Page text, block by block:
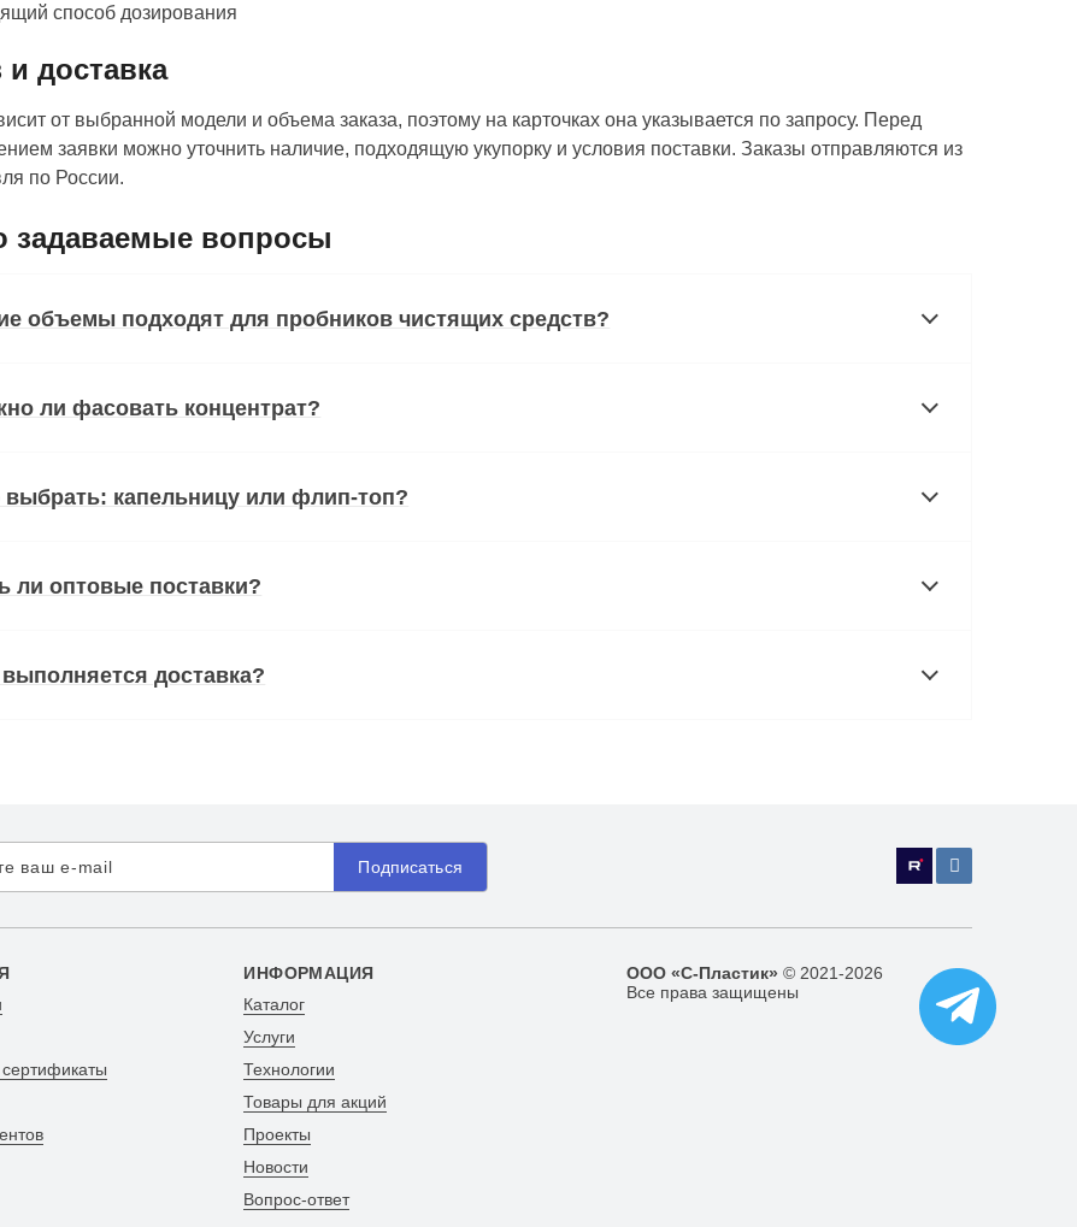
способ дозирования
и доставка
от выбранной модели и объема заказа, поэтому на карточках она указывается по запросу. Перед
заявки можно уточнить наличие, подходящую укупорку и условия поставки. Заказы отправляются из
по России.
задаваемые вопросы
объемы подходят для пробников чистящих средств?
ли фасовать концентрат?
выбрать: капельницу или флип-топ?
ли оптовые поставки?
выполняется доставка?
Подписаться
ИНФОРМАЦИЯ
Каталог
Услуги
Технологии
Товары для акций
Проекты
Новости
Вопрос-ответ
ООО «С-Пластик» © 2021-2026
Все права защищены